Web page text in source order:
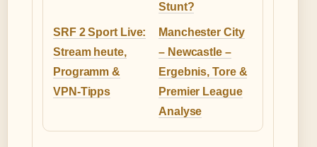
Stunt?
SRF 2 Sport Live:
Stream heute,
Programm &
VPN-Tipps
Manchester City
– Newcastle –
Ergebnis, Tore &
Premier League
Analyse